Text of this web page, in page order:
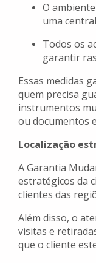
O
uma
Todos os
garantir
Essas medidas
quem precisa
instrumentos
ou documentos
Localização
A Garantia
estratégicos da
clientes das
Além disso, o
visitas e
que o cliente